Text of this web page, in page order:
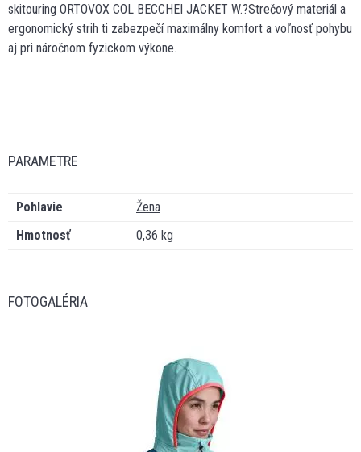
skitouring ORTOVOX COL BECCHEI JACKET W.?Strečový materiál a
ergonomický strih ti zabezpečí maximálny komfort a voľnosť pohybu
aj pri náročnom fyzickom výkone.
PARAMETRE
Pohlavie
Žena
Hmotnosť
0,36 kg
FOTOGALÉRIA